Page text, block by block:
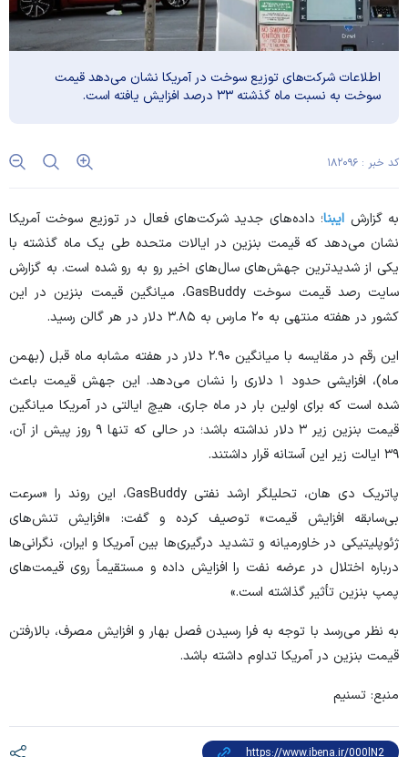
اطلاعات شرکت‌های توزیع سوخت در آمریکا نشان می‌دهد قیمت
سوخت به نسبت ماه گذشته ۳۳ درصد افزایش یافته است.
کد خبر : ۱۸۲۰۹۶
به گزارش ایبنا؛ داده‌های جدید شرکت‌های فعال در توزیع سوخت آمریکا
نشان می‌دهد که قیمت بنزین در ایالات متحده طی یک ماه گذشته با
یکی از شدیدترین جهش‌های سال‌های اخیر رو به رو شده است. به گزارش
سایت رصد قیمت سوخت GasBuddy، میانگین قیمت بنزین در این
کشور در هفته منتهی به ۲۰ مارس به ۳.۸۵ دلار در هر گالن رسید.
این رقم در مقایسه با میانگین ۲.۹۰ دلار در هفته مشابه ماه قبل (بهمن
ماه)، افزایشی حدود ۱ دلاری را نشان می‌دهد. این جهش قیمت باعث
شده است که برای اولین بار در ماه جاری، هیچ ایالتی در آمریکا میانگین
قیمت بنزین زیر ۳ دلار نداشته باشد؛ در حالی که تنها ۹ روز پیش از آن،
۳۹ ایالت زیر این آستانه قرار داشتند.
پاتریک دی هان، تحلیلگر ارشد نفتی GasBuddy، این روند را «سرعت
بی‌سابقه افزایش قیمت» توصیف کرده و گفت: «افزایش تنش‌های
ژئوپلیتیکی در خاورمیانه و تشدید درگیری‌ها بین آمریکا و ایران، نگرانی‌ها
درباره اختلال در عرضه نفت را افزایش داده و مستقیماً روی قیمت‌های
پمپ بنزین تأثیر گذاشته است.»
به نظر می‌رسد با توجه به فرا رسیدن فصل بهار و افزایش مصرف، بالارفتن
قیمت بنزین در آمریکا تداوم داشته باشد.
منبع: تسنیم